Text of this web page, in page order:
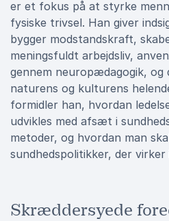
er et fokus på at styrke
fysiske trivsel. Han giver
bygger modstandskraft,
meningsfuldt arbejdsliv,
gennem neuropædagogik,
naturens og kulturens
formidler han, hvordan
udvikles med afsæt i
metoder, og hvordan man
sundhedspolitikker, der virker
Skræddersyede